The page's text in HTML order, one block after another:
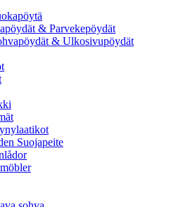
& Parvekepöydät
& Ulkosivupöydät
Suojapeite